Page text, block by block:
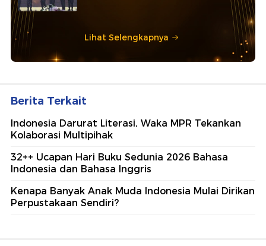
Lihat Selengkapnya
Berita Terkait
Indonesia Darurat Literasi, Waka MPR Tekankan
Kolaborasi Multipihak
32++ Ucapan Hari Buku Sedunia 2026 Bahasa
Indonesia dan Bahasa Inggris
Kenapa Banyak Anak Muda Indonesia Mulai Dirikan
Perpustakaan Sendiri?